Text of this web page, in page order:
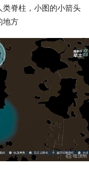
脊柱，小图的小箭头
地方